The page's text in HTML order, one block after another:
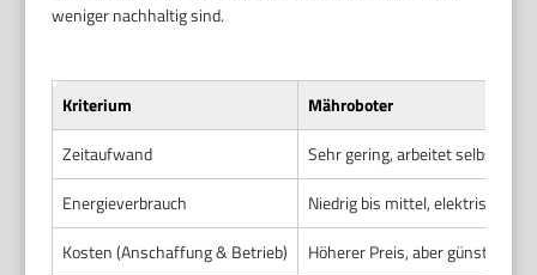
weniger nachhaltig sind.
Kriterium
Mähroboter
Zeitaufwand
Sehr gering, arbeitet
Energieverbrauch
Niedrig bis mittel, elektrisch
Kosten (Anschaffung & Betrieb)
Höherer Preis, aber günstiger